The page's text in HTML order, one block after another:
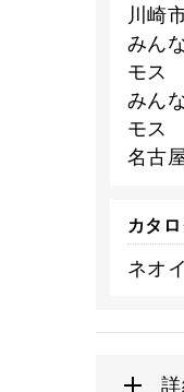
川崎
みん
モス
みん
モス
名古
カタ
ネオ